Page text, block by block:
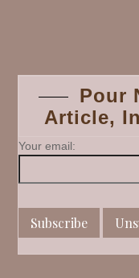
Pour
Article,
Your email: